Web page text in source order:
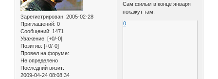
Зарегистрирован: 2005-02-28
Приглашений: 0
Сообщений: 1471
Уважение: [+0/-0]
Позитив: [+0/-0]
Провел на форуме:
Не определено
Последний визит:
2009-04-24 08:08:34
Сам фильм в конце января
покажут там.
0